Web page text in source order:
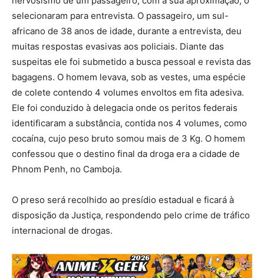
selecionaram para entrevista. O passageiro, um sul-
africano de 38 anos de idade, durante a entrevista, deu
muitas respostas evasivas aos policiais. Diante das
suspeitas ele foi submetido a busca pessoal e revista das
bagagens. O homem levava, sob as vestes, uma espécie
de colete contendo 4 volumes envoltos em fita adesiva.
Ele foi conduzido à delegacia onde os peritos federais
identificaram a substância, contida nos 4 volumes, como
cocaína, cujo peso bruto somou mais de 3 Kg. O homem
confessou que o destino final da droga era a cidade de
Phnom Penh, no Camboja.
O preso será recolhido ao presídio estadual e ficará à
disposição da Justiça, respondendo pelo crime de tráfico
internacional de drogas.